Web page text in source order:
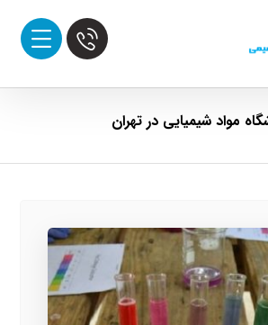
مواد شیمیایی در تهران